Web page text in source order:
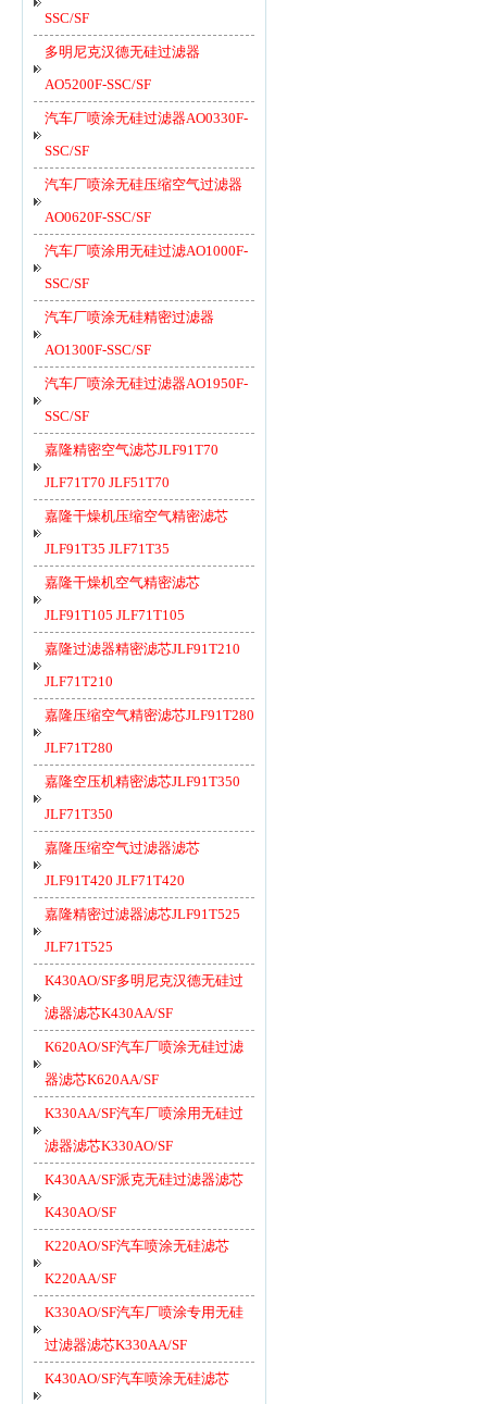
SSC/SF
多明尼克汉德无硅过滤器
AO5200F-SSC/SF
汽车厂喷涂无硅过滤器AO0330F-
SSC/SF
汽车厂喷涂无硅压缩空气过滤器
AO0620F-SSC/SF
汽车厂喷涂用无硅过滤AO1000F-
SSC/SF
汽车厂喷涂无硅精密过滤器
AO1300F-SSC/SF
汽车厂喷涂无硅过滤器AO1950F-
SSC/SF
嘉隆精密空气滤芯JLF91T70
JLF71T70 JLF51T70
嘉隆干燥机压缩空气精密滤芯
JLF91T35 JLF71T35
嘉隆干燥机空气精密滤芯
JLF91T105 JLF71T105
嘉隆过滤器精密滤芯JLF91T210
JLF71T210
嘉隆压缩空气精密滤芯JLF91T280
JLF71T280
嘉隆空压机精密滤芯JLF91T350
JLF71T350
嘉隆压缩空气过滤器滤芯
JLF91T420 JLF71T420
嘉隆精密过滤器滤芯JLF91T525
JLF71T525
K430AO/SF多明尼克汉德无硅过
滤器滤芯K430AA/SF
K620AO/SF汽车厂喷涂无硅过滤
器滤芯K620AA/SF
K330AA/SF汽车厂喷涂用无硅过
滤器滤芯K330AO/SF
K430AA/SF派克无硅过滤器滤芯
K430AO/SF
K220AO/SF汽车喷涂无硅滤芯
K220AA/SF
K330AO/SF汽车厂喷涂专用无硅
过滤器滤芯K330AA/SF
K430AO/SF汽车喷涂无硅滤芯